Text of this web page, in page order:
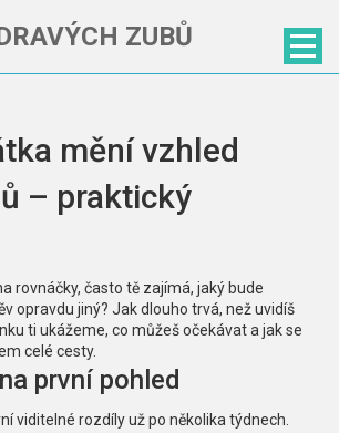
ZUBŮ
mění vzhled
– praktický
rovnáčky, často tě zajímá, jaký bude
opravdu jiný? Jak dlouho trvá, než uvidíš
ti ukážeme, co můžeš očekávat a jak se
celé cesty.
první pohled
viditelné rozdíly už po několika týdnech.